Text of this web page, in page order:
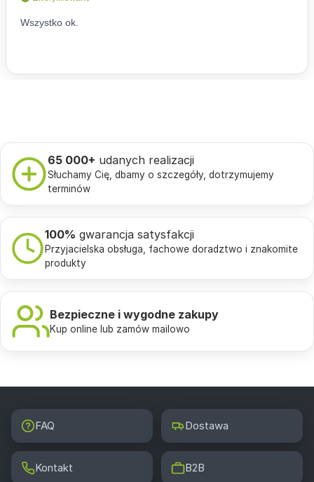
65 000+ udanych realizacji
Słuchamy Cię, dbamy o szczegóły, dotrzymujemy
terminów
100% gwarancja satysfakcji
Przyjacielska obsługa, fachowe doradztwo i znakomite
produkty
Bezpieczne i wygodne zakupy
Kup online lub zamów mailowo
FAQ Dostawa
Kontakt B2B